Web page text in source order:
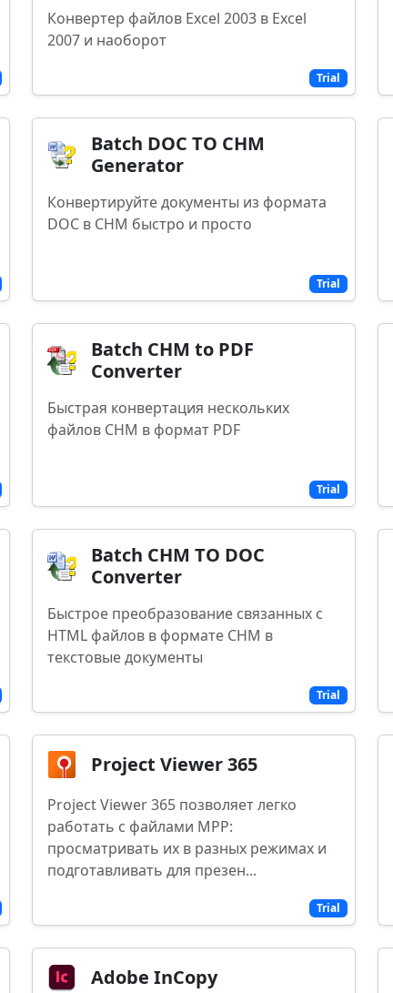
Trial
Конвертер файлов Excel 2003 в Excel
2007 и наоборот
Trial
Batch DOC TO CHM
Generator
Конвертируйте документы из формата
DOC в CHM быстро и просто
Trial
Batch CHM to PDF
Converter
Быстрая конвертация нескольких
файлов CHM в формат PDF
Trial
Batch CHM TO DOC
Converter
Быстрое преобразование связанных с
HTML файлов в формате CHM в
текстовые документы
Trial
Project Viewer 365
Project Viewer 365 позволяет легко
работать с файлами MPP:
просматривать их в разных режимах и
подготавливать для презен...
Adobe InCopy